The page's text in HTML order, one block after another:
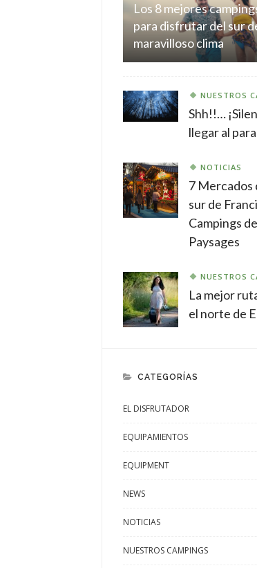
Los 8 mejores
para disfrutar del sur
maravilloso clima
NUESTROS
Shh!!…
llegar al
NOTICIAS
7 Mercados
sur de
Campings
Paysages
NUESTROS
La mejor
el norte de
CATEGORÍAS
EL DISFRUTADOR
EQUIPAMIENTOS
EQUIPMENT
NEWS
NOTICIAS
NUESTROS CAMPINGS